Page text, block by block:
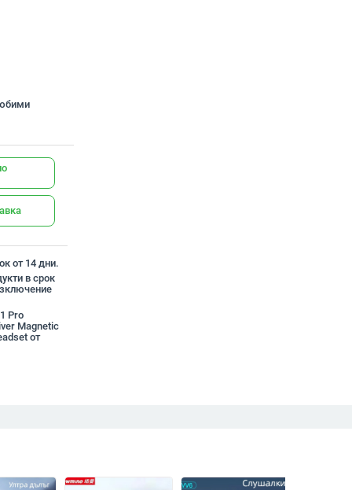
от 14 дни.
в срок
Pro
Magnetic
от